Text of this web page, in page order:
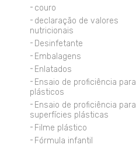
couro
declaração de valores
nutricionais
Desinfetante
Embalagens
Enlatados
Ensaio de proficiência para
plásticos
Ensaio de proficiência para
superfícies plásticas
Filme plástico
Fórmula infantil